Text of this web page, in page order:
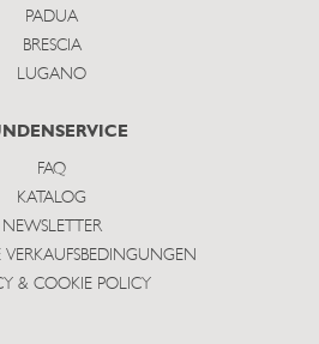
PADUA
BRESCIA
LUGANO
FAQ
KATALOG
NEWSLETTER
VERKAUFSBEDINGUNGEN
& COOKIE POLICY